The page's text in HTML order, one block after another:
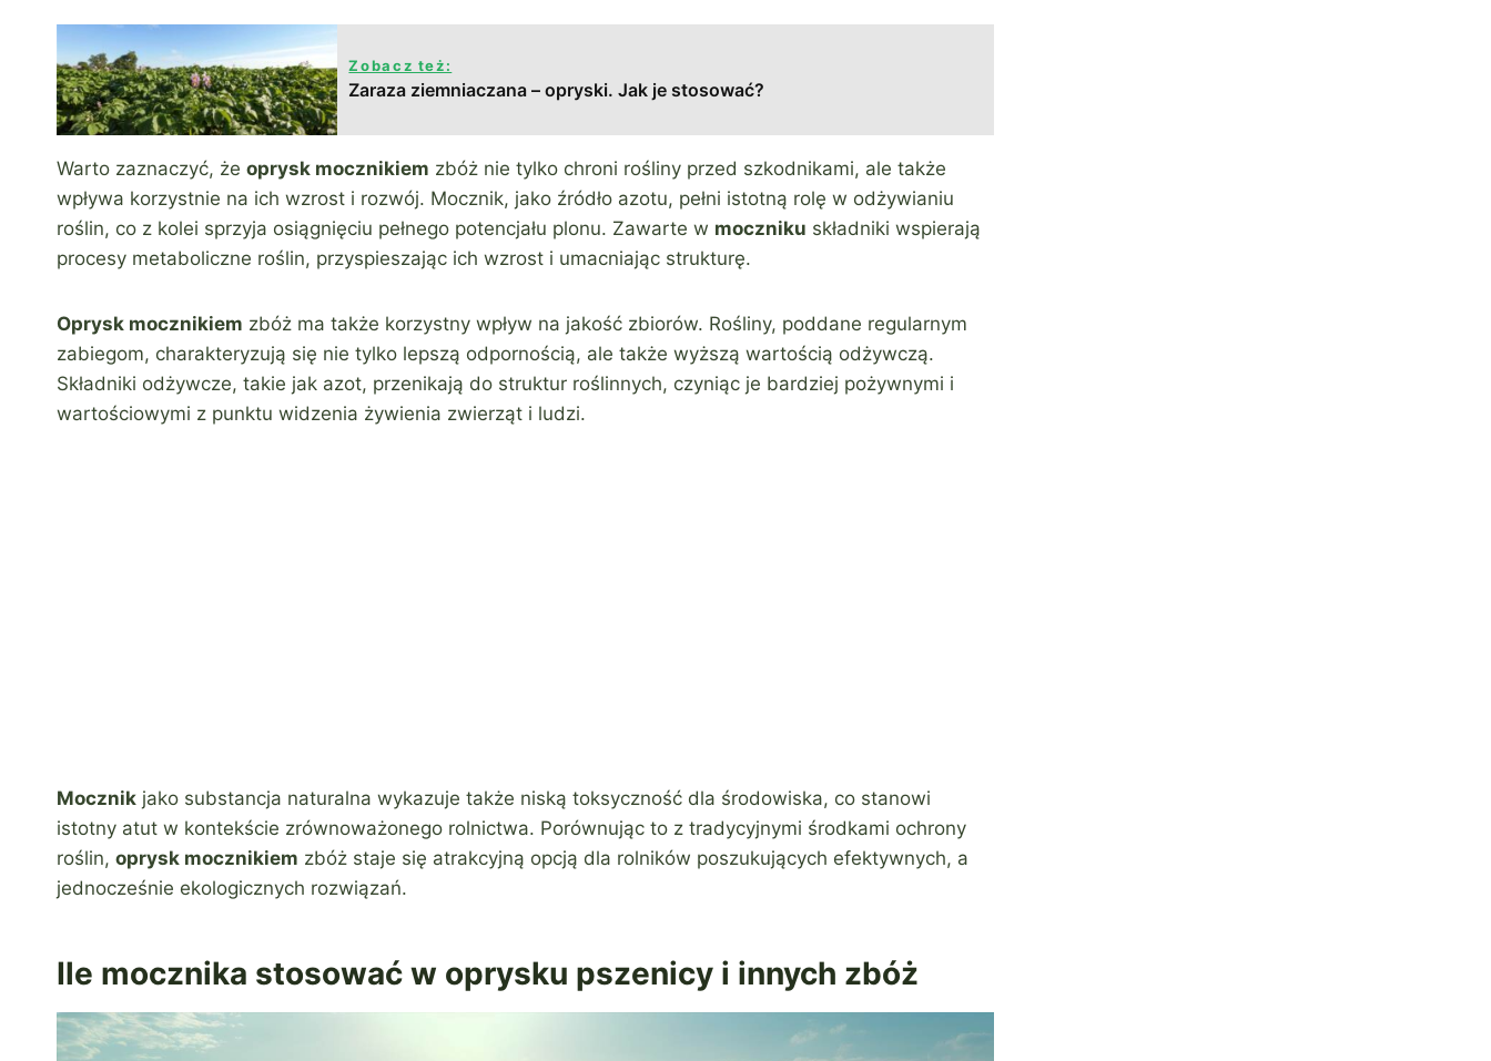
Zobacz też:
Zaraza ziemniaczana – opryski. Jak je stosować?
Warto zaznaczyć, że oprysk mocznikiem zbóż nie tylko chroni rośliny przed szkodnikami, ale także
wpływa korzystnie na ich wzrost i rozwój. Mocznik, jako źródło azotu, pełni istotną rolę w odżywianiu
roślin, co z kolei sprzyja osiągnięciu pełnego potencjału plonu. Zawarte w moczniku składniki wspierają
procesy metaboliczne roślin, przyspieszając ich wzrost i umacniając strukturę.
Oprysk mocznikiem zbóż ma także korzystny wpływ na jakość zbiorów. Rośliny, poddane regularnym
zabiegom, charakteryzują się nie tylko lepszą odpornością, ale także wyższą wartością odżywczą.
Składniki odżywcze, takie jak azot, przenikają do struktur roślinnych, czyniąc je bardziej pożywnymi i
wartościowymi z punktu widzenia żywienia zwierząt i ludzi.
Mocznik jako substancja naturalna wykazuje także niską toksyczność dla środowiska, co stanowi
istotny atut w kontekście zrównoważonego rolnictwa. Porównując to z tradycyjnymi środkami ochrony
roślin, oprysk mocznikiem zbóż staje się atrakcyjną opcją dla rolników poszukujących efektywnych, a
jednocześnie ekologicznych rozwiązań.
Ile mocznika stosować w oprysku pszenicy i innych zbóż